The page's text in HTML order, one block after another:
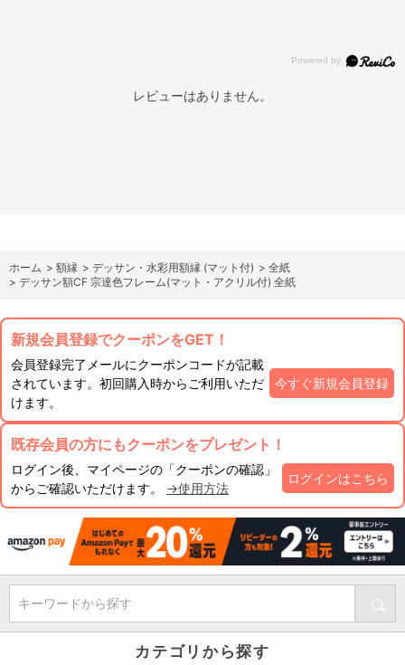
レビューはありません。
ホーム > 額縁 > デッサン・水彩用額縁 (マット付) > 全紙
> デッサン額CF 宗達色フレーム(マット・アクリル付) 全紙
新規会員登録でクーポンをGET！
会員登録完了メールにクーポンコードが記載
されています。初回購入時からご利用いただ
けます。
今すぐ新規会員登録
既存会員の方にもクーポンをプレゼント！
ログイン後、マイページの「クーポンの確認」
からご確認いただけます。 →使用方法
ログインはこちら
キーワードから探す
カテゴリから探す